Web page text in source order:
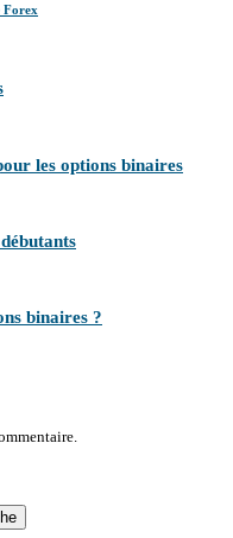
Forex
les options binaires
binaires ?